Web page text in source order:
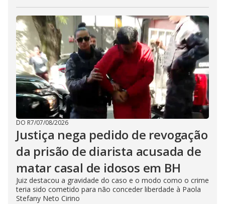
DO R7/07/08/2026
Justiça nega pedido de revogação
da prisão de diarista acusada de
matar casal de idosos em BH
Juiz destacou a gravidade do caso e o modo como o crime
teria sido cometido para não conceder liberdade à Paola
Stefany Neto Cirino